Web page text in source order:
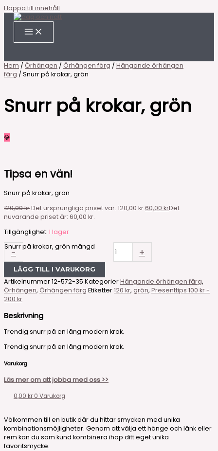
Hoppa till innehåll
Hem / Örhängen / Örhängen färg / Hängande örhängen
färg / Snurr på krokar, grön
Snurr på krokar, grön
💎
Tipsa en vän!
Snurr på krokar, grön
120,00krDet ursprungliga priset var: 120,00 kr.60,00 krDet
nuvarande priset är: 60,00 kr.
Tillgänglighet: I lager
-
Snurr på krokar, grön mängd +
LÄGG TILL I VARUKORG
Artikelnummer12-572-35 KategorierHängande örhängen färg,
Örhängen, Örhängen färg Etiketter120 kr, grön, Presenttips 100 kr -
200 kr
Beskrivning
Trendig snurr på en lång modern krok.
Trendig snurr på en lång modern krok.
Varukorg
Läs mer om att jobba med oss >>
0,00 kr 0 Varukorg
Välkommen till en butik där du hittar smycken med unika
kombinationsmöjligheter. Genom att välja ett hänge och länk eller
rem kan du som kund kombinera ihop ditt eget unika
favoritsmycke.